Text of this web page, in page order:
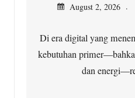
August 2, 2026
Di era digital yang
kebutuhan
dan